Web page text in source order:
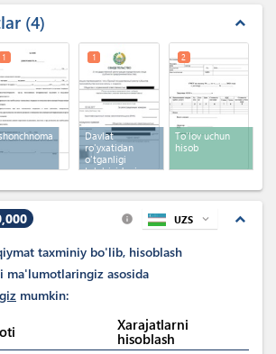
4 expand_less
1
Davlat
ro'yxatidan
o'tganligi
to'g'risidagi
1
To'lov uchun
hisob
2
expand_less
info UZS expand_more
taxminiy bo'lib, hisoblash
ma'lumotlaringiz asosida
mumkin:
Xarajatlarni
hisoblash